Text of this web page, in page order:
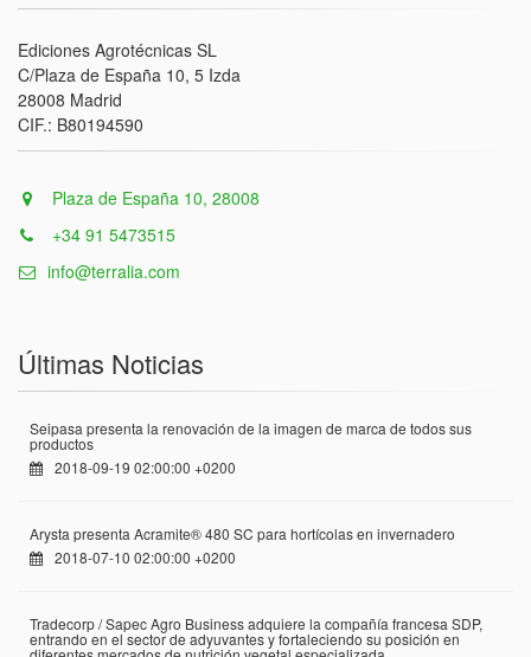
Ediciones Agrotécnicas SL
C/Plaza de España 10, 5 Izda
28008 Madrid
CIF.: B80194590
Plaza de España 10, 28008
+34 91 5473515
info@terralia.com
Últimas Noticias
Seipasa presenta la renovación de la imagen de marca de todos sus
productos
2018-09-19 02:00:00 +0200
Arysta presenta Acramite® 480 SC para hortícolas en invernadero
2018-07-10 02:00:00 +0200
Tradecorp / Sapec Agro Business adquiere la compañía francesa SDP,
entrando en el sector de adyuvantes y fortaleciendo su posición en